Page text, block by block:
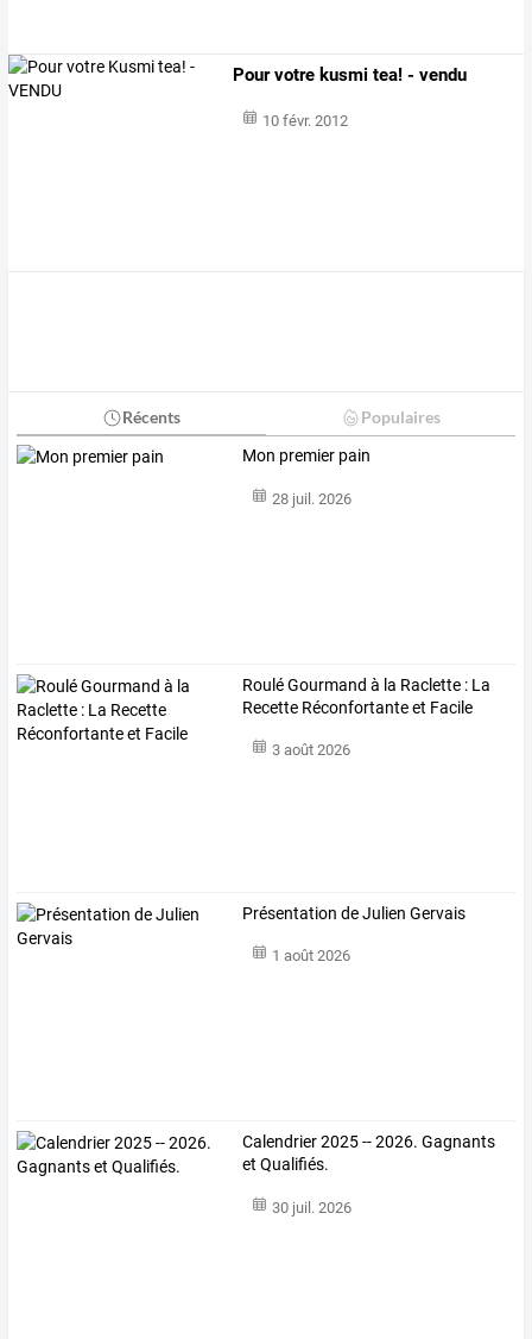
Pour votre kusmi tea! - vendu
10 févr. 2012
Récents Populaires
Mon premier pain
28 juil. 2026
Roulé Gourmand à la Raclette : La
Recette Réconfortante et Facile
3 août 2026
Présentation de Julien Gervais
1 août 2026
Calendrier 2025 -- 2026. Gagnants
et Qualifiés.
30 juil. 2026